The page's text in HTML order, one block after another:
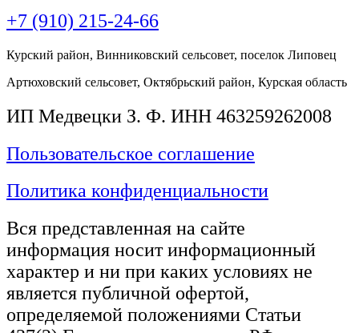
+7 (910) 215-24-66
Курский район, Винниковский сельсовет, поселок Липовец
Артюховский сельсовет, Октябрьский район, Курская область
ИП Медвецки З. Ф. ИНН 463259262008
Пользовательское соглашение
Политика конфиденциальности
Вся представленная на сайте
информация носит информационный
характер и ни при каких условиях не
является публичной офертой,
определяемой положениями Статьи